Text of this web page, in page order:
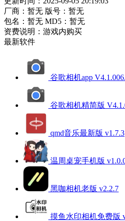
厂商：暂无 版号：暂无
包名：暂无 MD5：暂无
资费说明：游戏内购买
最新软件
谷歌相机app
谷歌相机精简版
qmd音乐最新版 v1.7.3
温周桌宠手机版
黑咖相机老版 v2.2.7
摸鱼水印相机免费版